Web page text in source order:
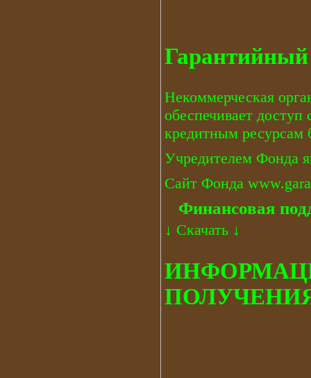
Некоммерческая
обеспечивает доступ
кредитным ресурсам
Учредителем Фонда
Сайт Фонда
Финансовая
↓ Скачать ↓